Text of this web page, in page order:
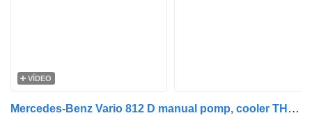
VÍDEO
Mercedes-Benz Vario 812 D manual pomp, cooler THERMOKING